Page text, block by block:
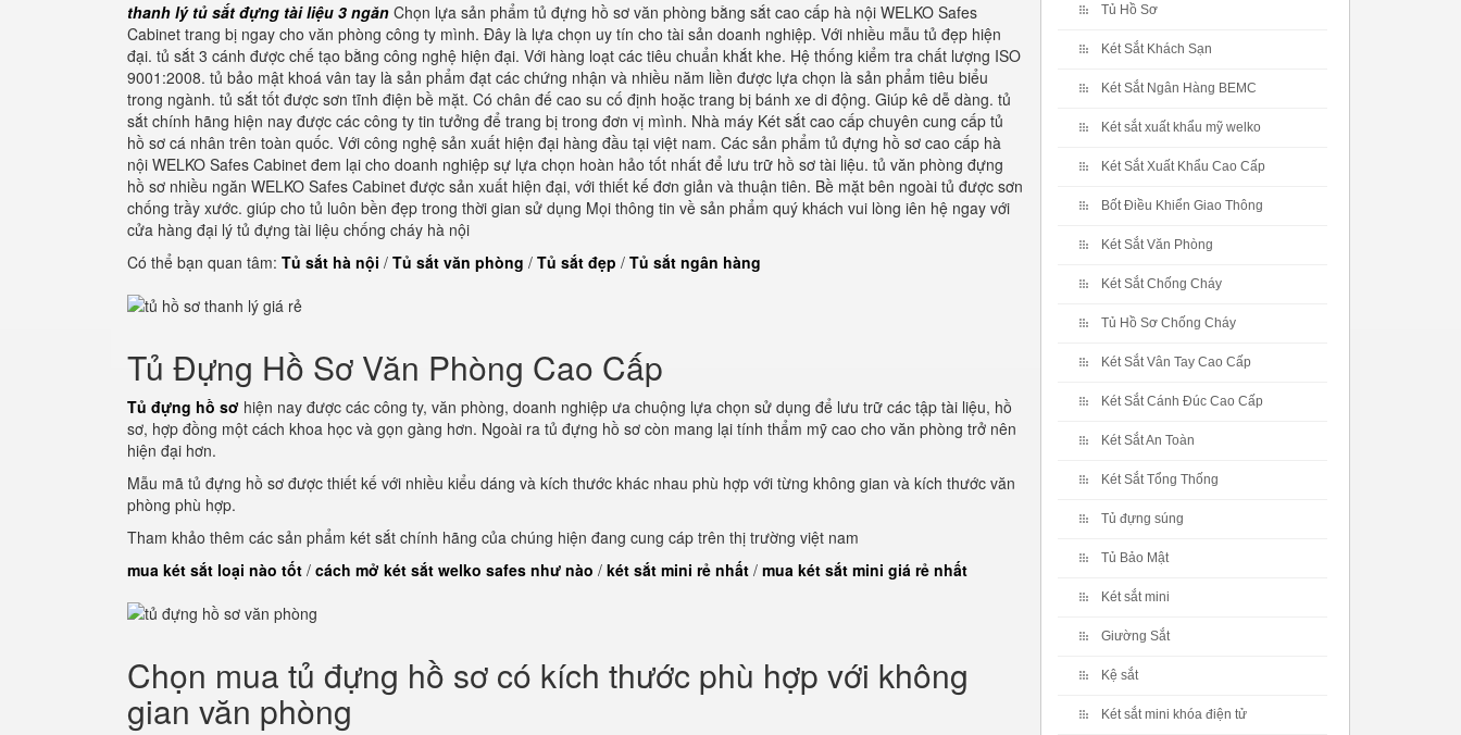
thanh lý tủ sắt đựng tài liệu 3 ngăn Chọn lựa sản phẩm tủ đựng hồ sơ văn phòng bằng sắt cao cấp hà nội WELKO Safes
Cabinet trang bị ngay cho văn phòng công ty mình. Đây là lựa chọn uy tín cho tài sản doanh nghiệp. Với nhiều mẫu tủ đẹp hiện
đại. tủ sắt 3 cánh được chế tạo bằng công nghệ hiện đại. Với hàng loạt các tiêu chuẩn khắt khe. Hệ thống kiểm tra chất lượng ISO
9001:2008. tủ bảo mật khoá vân tay là sản phẩm đạt các chứng nhận và nhiều năm liền được lựa chọn là sản phẩm tiêu biểu
trong ngành. tủ sắt tốt được sơn tĩnh điện bề mặt. Có chân đế cao su cố định hoặc trang bị bánh xe di động. Giúp kê dễ dàng. tủ
sắt chính hãng hiện nay được các công ty tin tưởng để trang bị trong đơn vị mình. Nhà máy Két sắt cao cấp chuyên cung cấp tủ
hồ sơ cá nhân trên toàn quốc. Với công nghệ sản xuất hiện đại hàng đầu tại việt nam. Các sản phẩm tủ đựng hồ sơ cao cấp hà
nội WELKO Safes Cabinet đem lại cho doanh nghiệp sự lựa chọn hoàn hảo tốt nhất để lưu trữ hồ sơ tài liệu. tủ văn phòng đựng
hồ sơ nhiều ngăn WELKO Safes Cabinet được sản xuất hiện đại, với thiết kế đơn giản và thuận tiên. Bề mặt bên ngoài tủ được sơn
chống trầy xước. giúp cho tủ luôn bền đẹp trong thời gian sử dụng Mọi thông tin về sản phẩm quý khách vui lòng iên hệ ngay với
cửa hàng đại lý tủ đựng tài liệu chống cháy hà nội
Có thể bạn quan tâm: Tủ sắt hà nội / Tủ sắt văn phòng / Tủ sắt đẹp / Tủ sắt ngân hàng
Tủ Đựng Hồ Sơ Văn Phòng Cao Cấp
Tủ đựng hồ sơ hiện nay được các công ty, văn phòng, doanh nghiệp ưa chuộng lựa chọn sử dụng để lưu trữ các tập tài liệu, hồ
sơ, hợp đồng một cách khoa học và gọn gàng hơn. Ngoài ra tủ đựng hồ sơ còn mang lại tính thẩm mỹ cao cho văn phòng trở nên
hiện đại hơn.
Mẫu mã tủ đựng hồ sơ được thiết kế với nhiều kiểu dáng và kích thước khác nhau phù hợp với từng không gian và kích thước văn
phòng phù hợp.
Tham khảo thêm các sản phẩm két sắt chính hãng của chúng hiện đang cung cáp trên thị trường việt nam
mua két sắt loại nào tốt / cách mở két sắt welko safes như nào / két sắt mini rẻ nhất / mua két sắt mini giá rẻ nhất
Chọn mua tủ đựng hồ sơ có kích thước phù hợp với không
gian văn phòng
Tủ Hồ Sơ
Két Sắt Khách Sạn
Két Sắt Ngân Hàng BEMC
Két sắt xuất khẩu mỹ welko
Két Sắt Xuất Khẩu Cao Cấp
Bốt Điều Khiển Giao Thông
Két Sắt Văn Phòng
Két Sắt Chống Cháy
Tủ Hồ Sơ Chống Cháy
Két Sắt Vân Tay Cao Cấp
Két Sắt Cánh Đúc Cao Cấp
Két Sắt An Toàn
Két Sắt Tổng Thống
Tủ đựng súng
Tủ Bảo Mật
Két sắt mini
Giường Sắt
Kệ sắt
Két sắt mini khóa điện tử